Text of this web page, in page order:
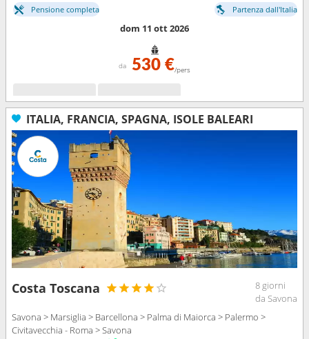
Pensione completa Partenza dall'Italia
dom 11 ott 2026
da 530 €/pers
ITALIA, FRANCIA, SPAGNA, ISOLE BALEARI
Costa Toscana
8 giorni
da Savona
Savona > Marsiglia > Barcellona > Palma di Maiorca > Palermo >
Civitavecchia - Roma > Savona